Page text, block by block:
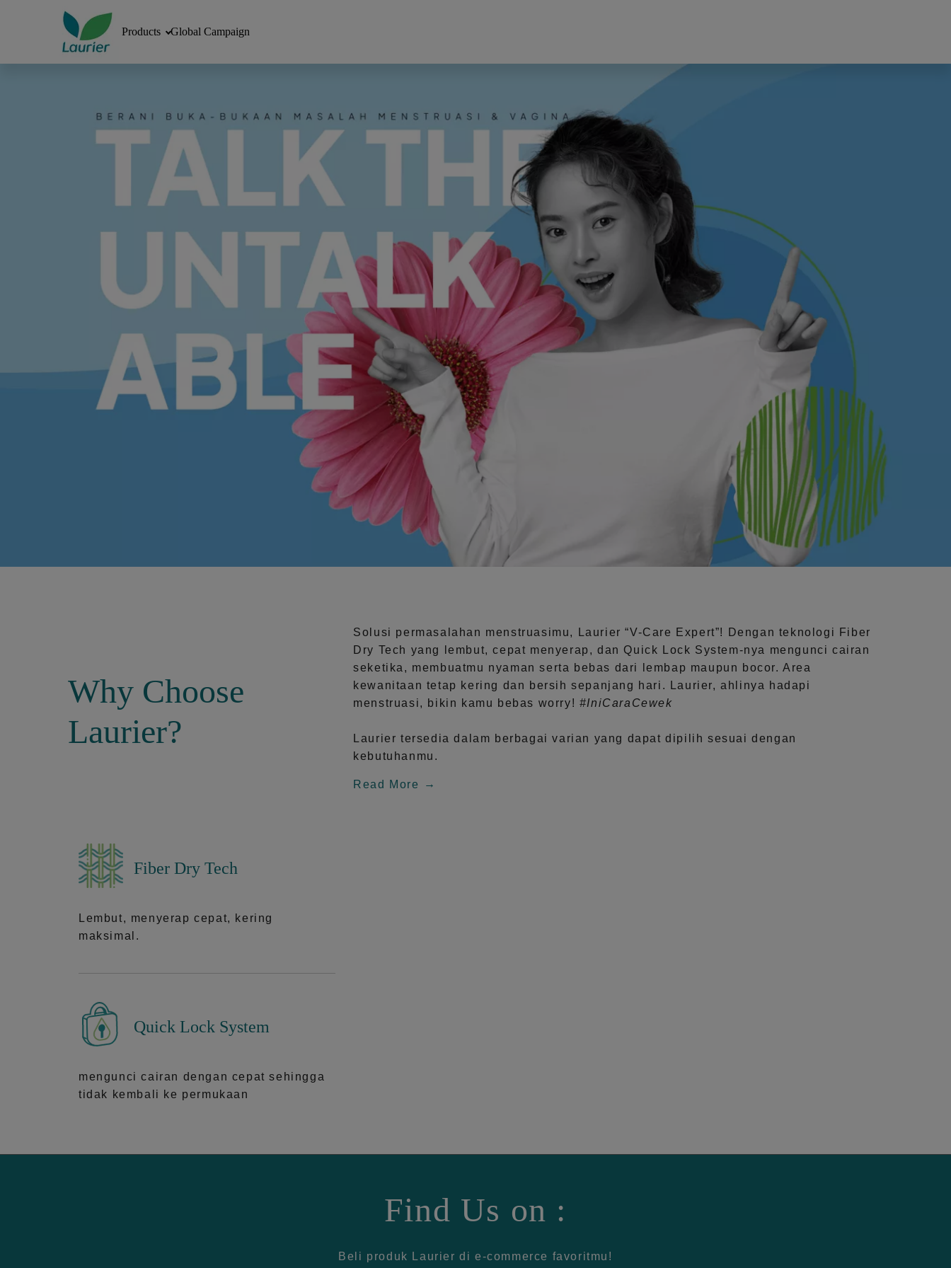
Products Global Campaign
Why Choose
Laurier?
Solusi permasalahan menstruasimu, Laurier“V-Care Expert”! Dengan teknologi
Fiber
Dry Tech yang lembut, cepat menyerap, dan Quick Lock System-nya mengunci cairan
seketika, membuatmu nyaman serta bebas dari lembap maupun bocor. Area
kewanitaan tetap kering dan bersih sepanjang hari.
Laurier, ahlinya hadapi
menstruasi, bikin kamu bebas worry! #IniCaraCewek
Laurier tersedia dalam berbagai varian yang dapat dipilih sesuai dengan
kebutuhanmu.
Read More
Fiber Dry Tech
Lembut, menyerap cepat, kering
maksimal.
Quick Lock System
mengunci cairan dengan cepat sehingga
tidak kembali ke permukaan
Find Us on :
Beli produk Laurier di e-commerce favoritmu!